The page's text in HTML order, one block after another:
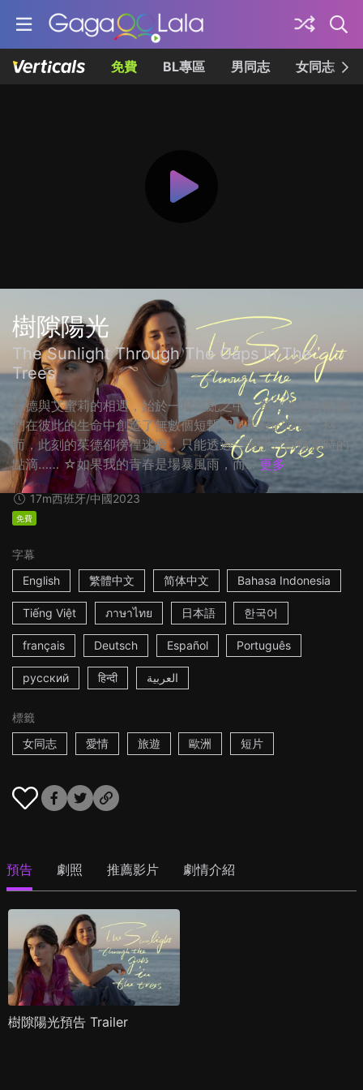
免費 BL專區 男同志 女同志
樹隙陽光
The Sunlight Through The Gaps In The
Trees
茱德與艾蜜莉的相遇，始於一場混亂之中，身心皆契合的她
們在彼此的生命中創造了無數個短暫卻也美好的回憶。然
而，此刻的茱德卻徬徨迷惘，只能透過一張照片回味當時的
點滴…… ☆如果我的青春是場暴風雨，而... 更多
17m西班牙/中國2023
免費
字幕
English
繁體中文 简体中文 Bahasa Indonesia
Tiếng Việt ภาษาไทย 日本語 한국어
français Deutsch Español Português
русский हिन्दी العربية
標籤
女同志
愛情 旅遊 歐洲 短片
預告 劇照 推薦影片 劇情介紹
樹隙陽光預告 Trailer